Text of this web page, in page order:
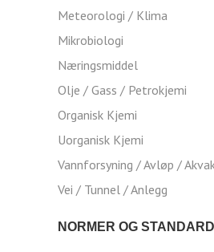
Meteorologi / Klima
Mikrobiologi
Næringsmiddel
Olje / Gass / Petrokjemi
Organisk Kjemi
Uorganisk Kjemi
Vannforsyning / Avløp /
Vei / Tunnel / Anlegg
NORMER OG